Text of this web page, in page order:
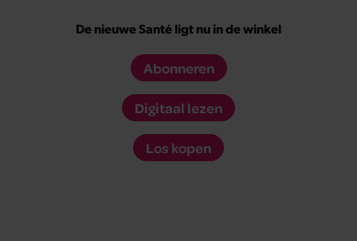
De nieuwe Santé ligt nu in de winkel
Abonneren
Digitaal lezen
Los kopen